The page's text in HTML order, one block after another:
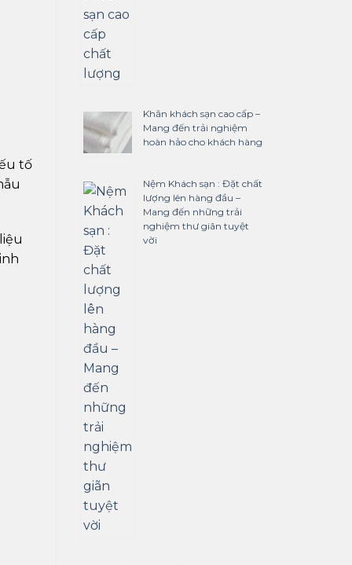
tố
Khăn khách sạn cao cấp –
Mang đến trải nghiệm
hoàn hảo cho khách hàng
Nệm Khách sạn : Đặt chất
lượng lên hàng đầu –
Mang đến những trải
nghiệm thư giãn tuyệt
vời